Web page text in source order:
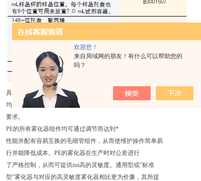
欢迎您！
来自局域网的朋友！有什么可以帮助您的
吗？
具有不同物理属性的样品溶液都必须转化为一种由大小
均匀的小液滴组成气溶胶。这给雾化器的设计提出了很高的
要求。
PE的所有雾化器组件均可通过调节而达到*
性能并配有容易互换的毛细管组件，从而使维护操作简单易
行并能降低成本。PE的雾化器在生产时对公差进行
了严格控制，从而可提供zui高的灵敏度。通用型或“标准
型”雾化器与对应的高灵敏度雾化器相比更为价廉，其所提